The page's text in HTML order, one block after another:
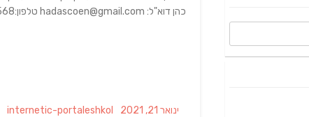
כהן דוא"ל: hadascoen@gmail.com טלפון:0546678568
Posted
ינואר 21, 2021 Author
internetic-portaleshkol